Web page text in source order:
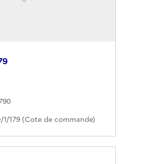
1/179 (Cote de commande)